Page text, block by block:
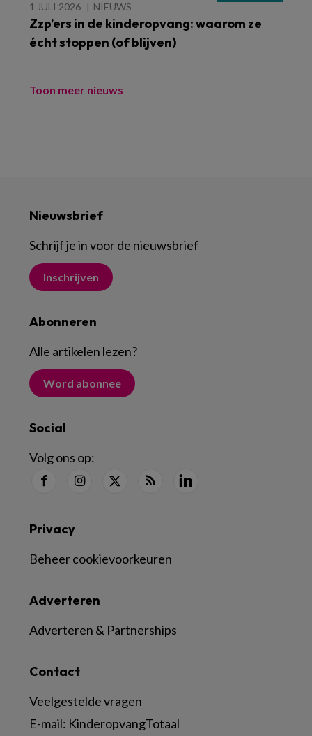
1 JULI 2026 NIEUWS
Zzp’ers in de kinderopvang: waarom ze
écht stoppen (of blijven)
Toon meer nieuws
Nieuwsbrief
Schrijf je in voor de nieuwsbrief
Inschrijven
Abonneren
Alle artikelen lezen?
Word abonnee
Social
Volg ons op:
Contact
Veelgestelde vragen
E-mail: KinderopvangTotaal
Adverteren
Adverteren & Partnerships
Privacy
Beheer cookievoorkeuren